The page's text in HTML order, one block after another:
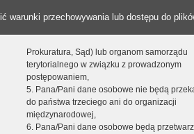
warunki przechowywania lub dostępu do
Prokuratura, Sąd) lub organom samorządu
terytorialnego w związku z prowadzonym
postępowaniem,
5. Pana/Pani dane osobowe nie będą
do państwa trzeciego ani do organizacji
międzynarodowej,
6. Pana/Pani dane osobowe będą